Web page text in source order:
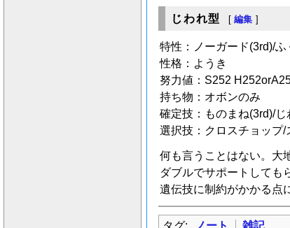
じわれ型 [ 編集 ]
特性：ノーガード(3rd)/
性格：ようき
努力値：S252
持ち物：オボンのみ
確定技：ものまね(3rd)/じ
選択技：クロスチョップ
何も言うことはない。大
ダブルでサポートしても
遺伝技に制約がかかる点
タグ: ノート 雑記